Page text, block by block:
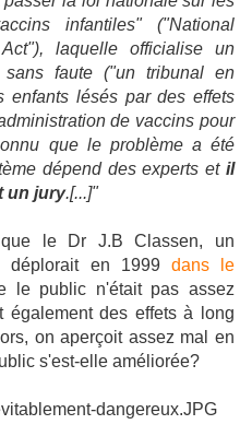
infantiles" ("National
laquelle officialise un
sans faute ("un tribunal en
enfants lésés par des effets
de vaccins pour
que le problème a été
dépend des experts et il
un jury.[...]"
que le Dr J.B Classen, un
déplorait en 1999 dans le
le public n'était pas assez
également des effets à long
on aperçoit assez mal en
s'est-elle améliorée?